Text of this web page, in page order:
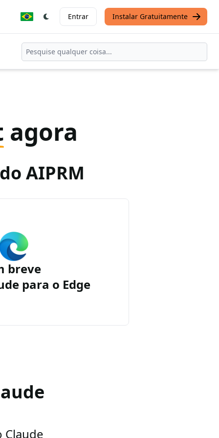
Entrar Instalar Gratuitamente
agora
AIPRM
breve
para o Edge
Claude